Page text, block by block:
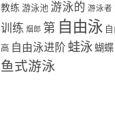
教练 游泳池 游泳的 游泳者
训练 烟郎 第 自由泳
高 自由泳进阶 蛙泳蝴蝶
鱼式游泳